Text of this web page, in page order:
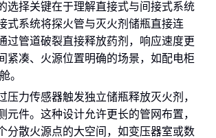
选择关键在于理解直接式与间接式系统
式系统将探火管与灭火剂储瓶直接连
过管道破裂直接释放药剂，响应速度更
紧凑、火源位置明确的场景，如配电柜
。
压力传感器触发独立储瓶释放灭火剂，
元件。这种设计允许更长的管网布置，
分散火源点的大空间，如变压器室或数